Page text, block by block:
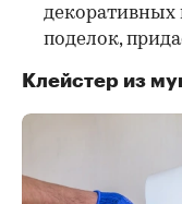
декоративных
поделок,
Клейстер из